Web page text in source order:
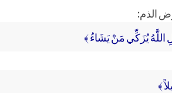
الذم:
اللَّهُ يُزَكِّي مَنْ يَشَاءُ ﴾
﴾